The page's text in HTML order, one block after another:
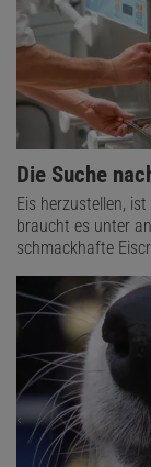
Die Suche
Eis herzustellen,
braucht es unter
schmackhafte